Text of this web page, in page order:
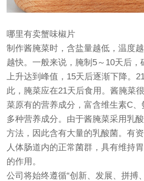
哪里有卖蟹味椒片
制作酱腌菜时，含盐量越低，温度
越快。一般来说，腌制5～10天后，
上升达到峰值，15天后逐渐下降。
此，腌菜应在21天后食用。酱腌菜
菜原有的营养成分，富含维生素C
多种营养成分。由于酱腌菜采用乳
方法，因此含有大量的乳酸菌。有
人体肠道内的正常菌群，具有维持
的作用。
公司将始终遵循“创新、发展、拼搏